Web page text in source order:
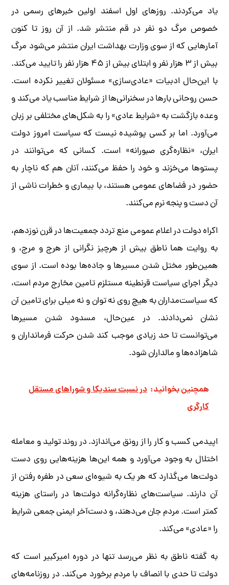
یاد می‌کردند. روزهای اول اسفند اولین خبرهای رسمی در
خصوص مرگ دو نفر در قم منتشر شد. از آن روز تا کنون
آمارهایی که از سوی وزارت بهداشت ایران منتشر می‌شود مرگ
بیش از ۳ هزار نفر و ابتلای بیش از ۴۵ هزار نفر را تایید می‌کند.
با این‌حال ادبیات «عادی‌سازی» مسئولان تغییر نکرده است.
حسن روحانی بارها در سخنرانی‌ها از شرایط مناسب یاد می‌کند و
وعده بازگشت به «شرایط عادی» را به شکل‌های مختلفی بر زبان
می‌آورد. اما بر کسی پوشیده نیست که سیاست امروز دولت
ایران، «نظاره‌گری صبورانه» است. کسانی که می‌توانند در
پستوها می‌خزند و خود را حفظ می‌کنند، آنان هم که ناچار به
حضور در فضاهای عمومی هستند، با بیماری و خطرات ناشی از
آن دست و پنجه نرم می‌کنند.
اکراه دولت در اعلام عمومی منع تردد جمعیت‌ها در قرن نوزدهم،
به روایت هما ناطق بیش از هرچیز نگرانی از هرج و مرج، و
همین‌طور مختل شدن مسیرها و جاده‌ها بوده است. از سوی
دیگر اجرای سیاست قرنطینه مستلزم تامین مخارج مردم است،
که سیاست‌مداران به هیچ روی نه توان و نه میلی برای تامین آن
نشان نمی‌دادند. در عین‌حال، مسدود شدن مسیرها
می‌توانست تا حد زیادی موجب کند شدن حرکت فرمانداران و
شاهزاده‌ها و مالداران شود.
همچنین بخوانید: در نسبت سندیکا و شوراهای مستقل
کارگری
اپیدمی کسب و کار را از رونق می‌اندازد. در روند تولید و معامله
اختلال به وجود می‌آورد و همه این‌ها هزینه‌هایی روی دست
دولت‌ها می‌گذارد که هر یک به شیوه‌ای سعی در طفره رفتن از
آن دارند. سیاست‌های نظاره‌گرانه دولت‌ها در راستای هزینه
کمتر است. مردم جان می‌دهند، و دست‌آخر ایمنی جمعی شرایط
را «عادی» می‌کند.
به گفته ناطق به نظر می‌رسد تنها در دوره امیرکبیر است که
دولت تا حدی با انصاف با مردم برخورد می‌کند. در روزنامه‌های